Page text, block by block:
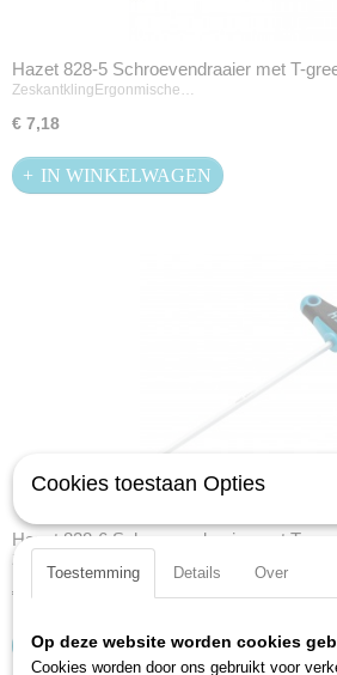
Hazet 828-5 Schroevendraaier met T-
ZeskantklingErgonmische…
€ 7,18
IN WINKELWAGEN
Hazet 828-6 Schroevendraaier met T-
ZeskantklingErgonmische…
€ 8,87
IN WINKELWAGEN
Cookies toestaan Opties
Toestemming Details Over
Op deze website worden cookies
Cookies worden door ons gebruikt voor